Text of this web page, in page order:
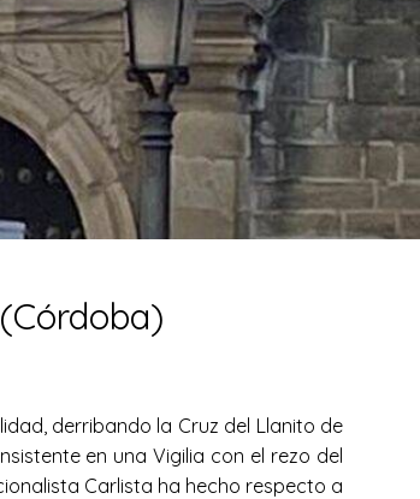
derribando la Cruz del Llanito de
en una Vigilia con el rezo del
Carlista ha hecho respecto a